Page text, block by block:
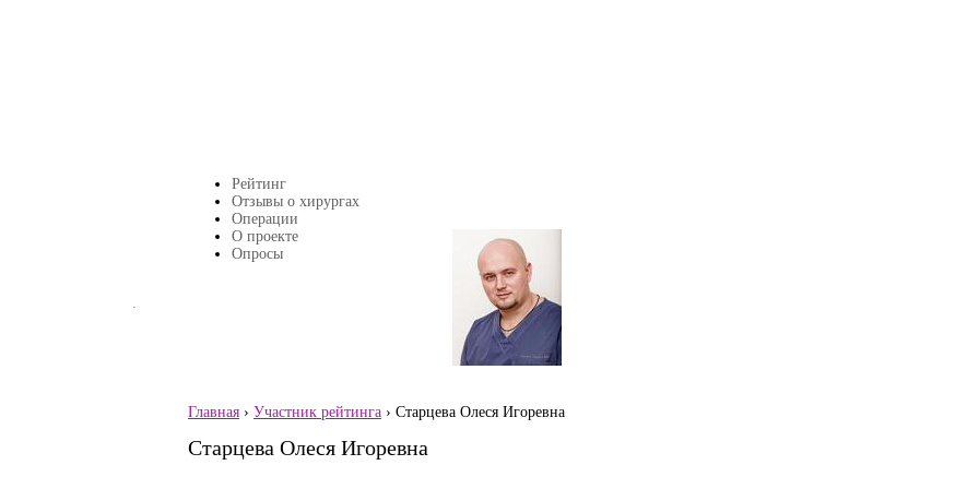
Главное меню
Рейтинг
Отзывы о хирургах
Операции
О проекте
Опросы
Страницы
.
Главная › Участник рейтинга › Старцева Олеся Игоревна
Старцева Олеся Игоревна